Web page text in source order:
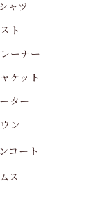
ャツ
ト
ーナー
ケット
ター
ン
コート
ス